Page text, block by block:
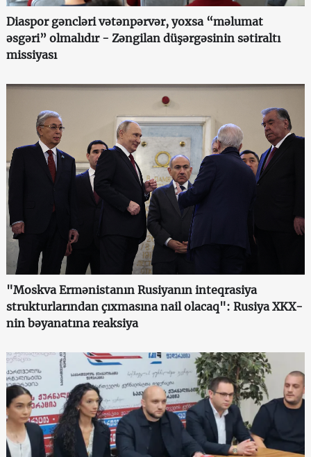
Diaspor gəncləri vətənpərvər, yoxsa “məlumat
əsgəri” olmalıdır - Zəngilan düşərgəsinin sətiraltı
missiyası
"Moskva Ermənistanın Rusiyanın inteqrasiya
strukturlarından çıxmasına nail olacaq": Rusiya XKX-
nin bəyanatına reaksiya